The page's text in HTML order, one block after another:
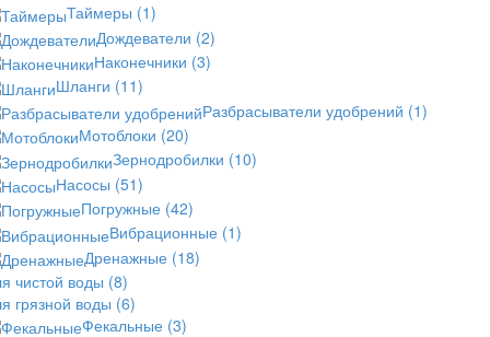
Таймеры (1)
Дождеватели (2)
Наконечники (3)
Шланги (11)
Разбрасыватели удобрений (1)
Мотоблоки (20)
Зернодробилки (10)
Насосы (51)
Погружные (42)
Вибрационные (1)
Дренажные (18)
чистой воды (8)
грязной воды (6)
Фекальные (3)